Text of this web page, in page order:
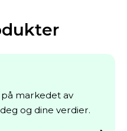
markedet av
og dine verdier.